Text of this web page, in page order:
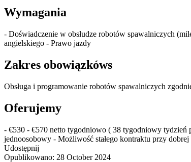
Wymagania
- Doświadczenie w obsłudze robotów spawalniczych
angielskiego - Prawo jazdy
Zakres obowiązkóws
Obsługa i programowanie robotów spawalniczych
Oferujemy
- €530 - €570 netto tygodniowo ( 38 tygodniowy tydzień
jednoosobowy - Możliwość stałego kontraktu przy dobrej
Udostępnij
Opublikowano: 28 October 2024